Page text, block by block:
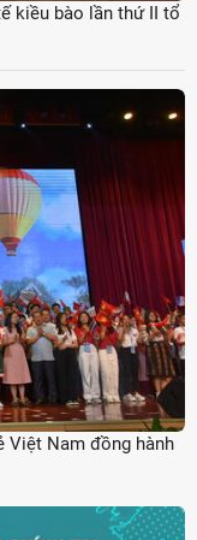
kiều bào lần thứ II tổ
Việt Nam đồng hành